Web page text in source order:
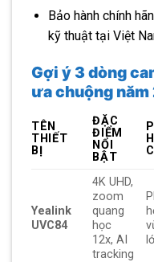
Bảo hành chính
kỹ thuật tại Việt
Gợi ý 3 dòng
ưa chuộng năm
TÊN
THIẾT
BỊ
ĐẶC
ĐIỂM
NỔI
BẬT
Yealink
UVC84
4K UHD,
zoom
quang
học
12x, AI
tracking